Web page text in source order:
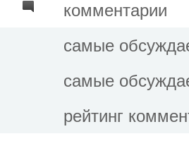
комментарии
самые
самые
рейтинг